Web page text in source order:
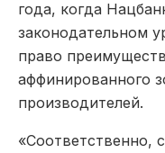
года, когда
законодательном
право
аффинированного
производителей.
«Соответственно,